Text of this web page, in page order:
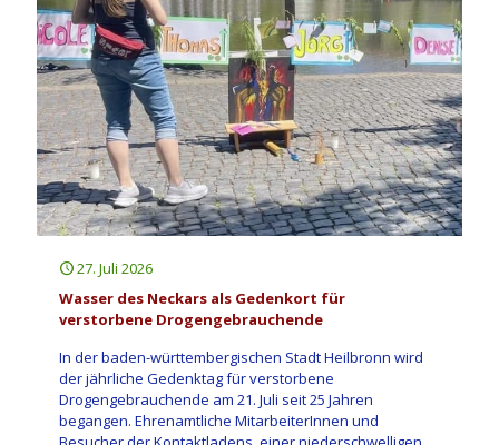
27. Juli 2026
Wasser des Neckars als Gedenkort für
verstorbene Drogengebrauchende
In der baden-württembergischen Stadt Heilbronn wird
der jährliche Gedenktag für verstorbene
Drogengebrauchende am 21. Juli seit 25 Jahren
begangen. Ehrenamtliche MitarbeiterInnen und